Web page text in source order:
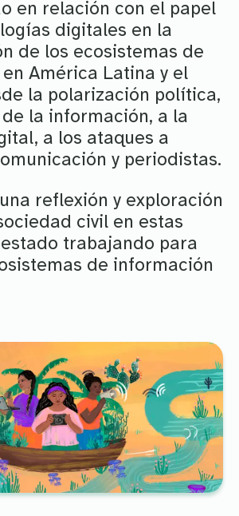
en relación con el papel
digitales en la
de los ecosistemas de
América Latina y el
la polarización política,
la información, a la
a los ataques a
y periodistas.
reflexión y exploración
civil en estas
trabajando para
de información